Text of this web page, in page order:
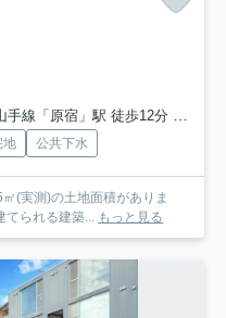
手線「原宿」駅 徒歩12分 銀座
地 公共下水
(実測)の土地面積がありま
てられる建築... もっと見る